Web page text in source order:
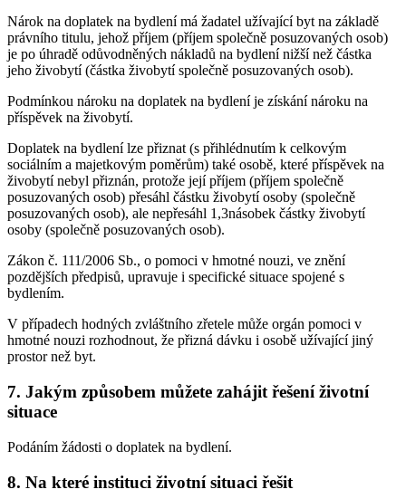
Nárok na doplatek na bydlení má žadatel užívající byt na základě
právního titulu, jehož příjem (příjem společně posuzovaných osob)
je po úhradě odůvodněných nákladů na bydlení nižší než částka
jeho živobytí (částka živobytí společně posuzovaných osob).
Podmínkou nároku na doplatek na bydlení je získání nároku na
příspěvek na živobytí.
Doplatek na bydlení lze přiznat (s přihlédnutím k celkovým
sociálním a majetkovým poměrům) také osobě, které příspěvek na
živobytí nebyl přiznán, protože její příjem (příjem společně
posuzovaných osob) přesáhl částku živobytí osoby (společně
posuzovaných osob), ale nepřesáhl 1,3násobek částky živobytí
osoby (společně posuzovaných osob).
Zákon č. 111/2006 Sb., o pomoci v hmotné nouzi, ve znění
pozdějších předpisů, upravuje i specifické situace spojené s
bydlením.
V případech hodných zvláštního zřetele může orgán pomoci v
hmotné nouzi rozhodnout, že přizná dávku i osobě užívající jiný
prostor než byt.
7. Jakým způsobem můžete zahájit řešení životní
situace
Podáním žádosti o doplatek na bydlení.
8. Na které instituci životní situaci řešit